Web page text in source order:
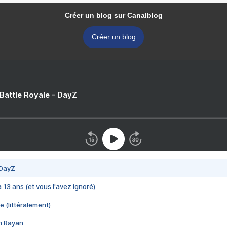
Créer un blog sur Canalblog
Créer un blog
Royale - DayZ
13 ans (et vous l'avez ignoré)
(littéralement)
Rayan